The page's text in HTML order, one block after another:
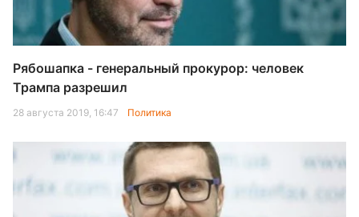
Рябошапка - генеральный прокурор: человек
Трампа разрешил
28 августа 2019, 16:47 Политика